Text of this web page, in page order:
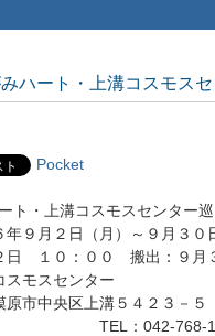
ハート・上溝コスモス
Pocket
月２日（月）～９月３０
１０：００　搬出：９月
モスセンター
区上溝５４２３－５
768-